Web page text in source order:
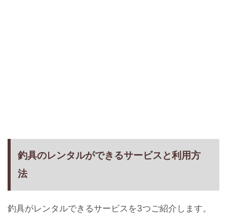
釣具のレンタルができるサービスと利用方
法
釣具がレンタルできるサービスを3つご紹介します。